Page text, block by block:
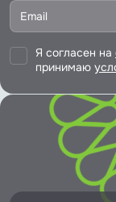
Я согласен на
принимаю